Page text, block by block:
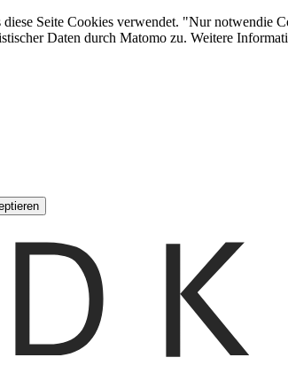
Seite Cookies verwendet. "Nur notwendie
Daten durch Matomo zu. Weitere